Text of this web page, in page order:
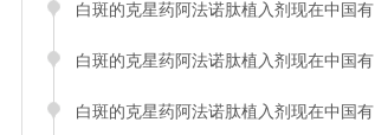
白斑的克星药阿法诺肽植入剂现在中国有
白斑的克星药阿法诺肽植入剂现在中国有
白斑的克星药阿法诺肽植入剂现在中国有